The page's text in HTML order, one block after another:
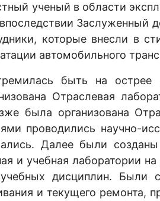
ученый в области
Заслуженный
которые внесли в
автомобильного
быть на острее
Отраслевая
была организована
научно-
Далее были
и учебная лаборатории
дисциплин.
и текущего ремонта,